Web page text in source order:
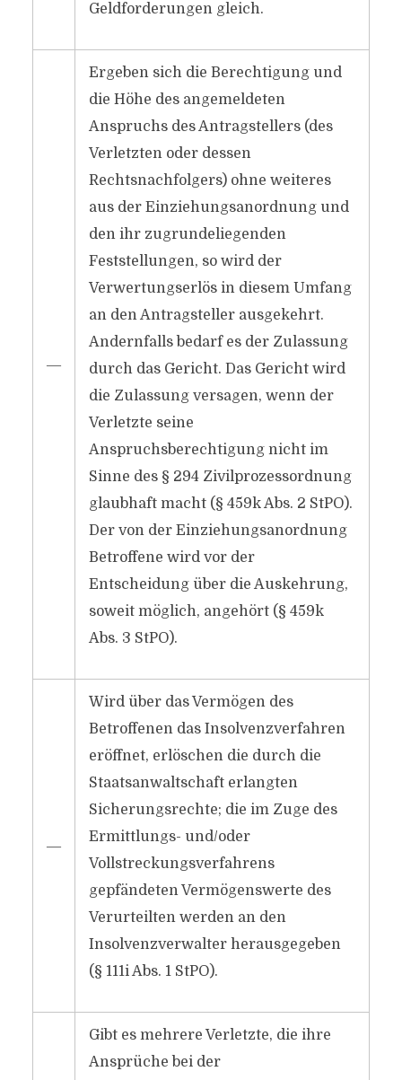
Geldforderungen gleich.
―
Ergeben sich die Berechtigung und
die Höhe des angemeldeten
Anspruchs des Antragstellers (des
Verletzten oder dessen
Rechtsnachfolgers) ohne weiteres
aus der Einziehungsanordnung und
den ihr zugrundeliegenden
Feststellungen, so wird der
Verwertungserlös in diesem Umfang
an den Antragsteller ausgekehrt.
Andernfalls bedarf es der Zulassung
durch das Gericht. Das Gericht wird
die Zulassung versagen, wenn der
Verletzte seine
Anspruchsberechtigung nicht im
Sinne des § 294 Zivilprozessordnung
glaubhaft macht (§ 459k Abs. 2 StPO).
Der von der Einziehungsanordnung
Betroffene wird vor der
Entscheidung über die Auskehrung,
soweit möglich, angehört (§ 459k
Abs. 3 StPO).
―
Wird über das Vermögen des
Betroffenen das Insolvenzverfahren
eröffnet, erlöschen die durch die
Staatsanwaltschaft erlangten
Sicherungsrechte; die im Zuge des
Ermittlungs- und/​oder
Vollstreckungsverfahrens
gepfändeten Vermögenswerte des
Verurteilten werden an den
Insolvenzverwalter herausgegeben
(§ 111i Abs. 1 StPO).
Gibt es mehrere Verletzte, die ihre
Ansprüche bei der